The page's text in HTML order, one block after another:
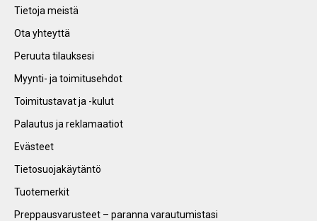
Tietoja meistä
Ota yhteyttä
Peruuta tilauksesi
Myynti- ja toimitusehdot
Toimitustavat ja -kulut
Palautus ja reklamaatiot
Evästeet
Tietosuojakäytäntö
Tuotemerkit
Preppausvarusteet – paranna varautumistasi